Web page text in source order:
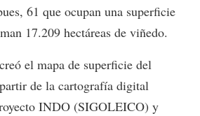
61 que ocupan una superficie
17.209 hectáreas de viñedo.
el mapa de superficie del
de la cartografía digital
INDO (SIGOLEICO) y